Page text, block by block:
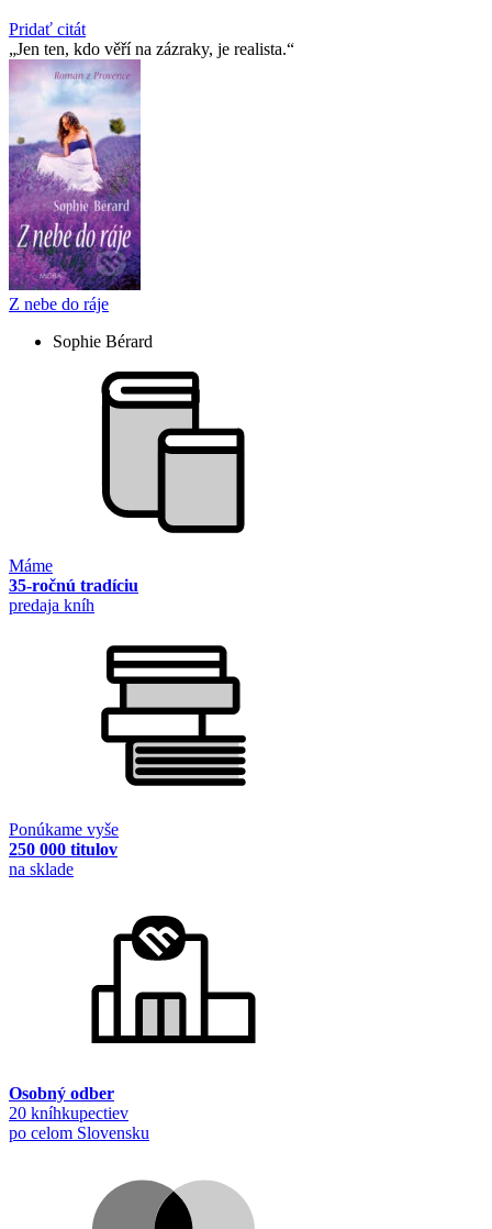
Pridať citát
Jen ten, kdo věří na zázraky, je realista.
Z nebe do ráje
Sophie Bérard
Máme
35-ročnú tradíciu
predaja kníh
Ponúkame vyše
250 000 titulov
na sklade
Osobný odber
20 kníhkupectiev
po celom Slovensku